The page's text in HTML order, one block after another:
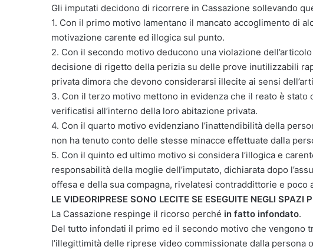
Gli imputati decidono di ricorrere in Cassazione sollevando
1. Con il primo motivo lamentano il mancato accoglimento di
motivazione carente ed illogica sul punto.
2. Con il secondo motivo deducono una violazione
decisione di rigetto della perizia su delle prove inutilizzabili
privata dimora che devono considerarsi illecite ai sensi
3. Con il terzo motivo mettono in evidenza che il reato è
verificatisi all’interno della loro abitazione privata.
4. Con il quarto motivo evidenziano l’inattendibilità della
non ha tenuto conto delle stesse minacce effettuate dalla
5. Con il quinto ed ultimo motivo si considera l’illogica e
responsabilità della moglie dell’imputato, dichiarata dopo
offesa e della sua compagna, rivelatesi contraddittorie e poco
LE VIDEORIPRESE SONO LECITE SE ESEGUITE NEGLI SPAZI
La Cassazione respinge il ricorso perché in fatto infondato.
Del tutto infondati il primo ed il secondo motivo che vengono
l’illegittimità delle riprese video commissionate dalla persona